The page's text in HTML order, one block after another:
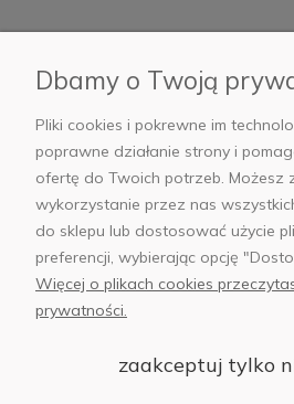
AB Foto
+48 797
Dbamy o Twoją
Pliki cookies i pokrewne im
poprawne działanie strony i
ofertę do Twoich potrzeb. Możesz
wykorzystanie przez nas
do sklepu lub dostosować użycie
preferencji, wybierając opcję
Więcej o plikach cookies
prywatności.
zaakceptuj tylko